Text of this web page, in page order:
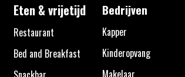
Eten & vrijetijd
Restaurant
Bed and Breakfast
Bedrijven
Kapper
Kinderopvang
Makelaar